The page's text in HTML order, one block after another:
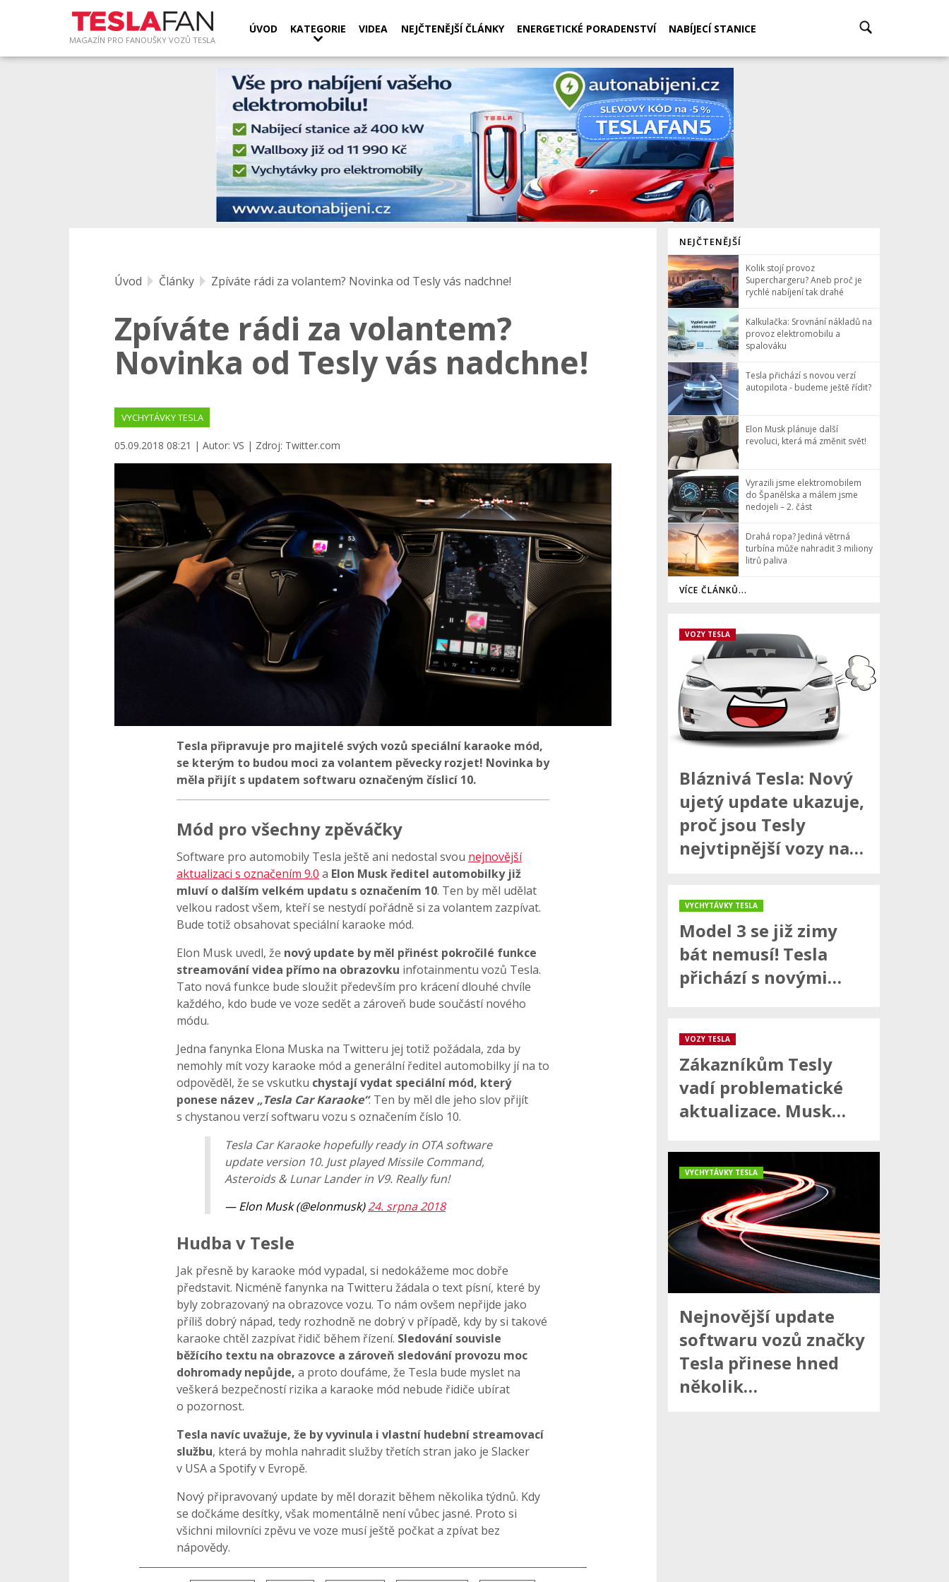
MAGAZÍN PRO FANOUŠKY VOZŮ TESLA
ÚVOD KATEGORIE VIDEA NEJČTENĚJŠÍ ČLÁNKY ENERGETICKÉ PORADENSTVÍ NABÍJECÍ STANICE
Úvod Články Zpíváte rádi za volantem? Novinka od Tesly vás nadchne!
Zpíváte rádi za volantem?
Novinka od Tesly vás nadchne!
VYCHYTÁVKY TESLA
05.09.2018 08:21 | Autor: VS | Zdroj: Twitter.com
Tesla připravuje pro majitelé svých vozů speciální karaoke mód,
se kterým to budou moci za volantem pěvecky rozjet! Novinka by
měla přijít s updatem softwaru označeným číslicí 10.
Mód pro všechny zpěváčky
Software pro automobily Tesla ještě ani nedostal svou nejnovější
aktualizaci s označením 9.0 a Elon Musk ředitel automobilky již
mluví o dalším velkém updatu s označením 10. Ten by měl udělat
velkou radost všem, kteří se nestydí pořádně si za volantem zazpívat.
Bude totiž obsahovat speciální karaoke mód.
Elon Musk uvedl, že nový update by měl přinést pokročilé funkce
streamování videa přímo na obrazovku infotainmentu vozů Tesla.
Tato nová funkce bude sloužit především pro krácení dlouhé chvíle
každého, kdo bude ve voze sedět a zároveň bude součástí nového
módu.
Jedna fanynka Elona Muska na Twitteru jej totiž požádala, zda by
nemohly mít vozy karaoke mód a generální ředitel automobilky jí na to
odpověděl, že se vskutku chystají vydat speciální mód, který
ponese název „Tesla Car Karaoke“. Ten by měl dle jeho slov přijít
s chystanou verzí softwaru vozu s označením číslo 10.
Tesla Car Karaoke hopefully ready in OTA software
update version 10. Just played Missile Command,
Asteroids & Lunar Lander in V9. Really fun!
— Elon Musk (@elonmusk)24. srpna 2018
Hudba v Tesle
Jak přesně by karaoke mód vypadal, si nedokážeme moc dobře
představit. Nicméně fanynka na Twitteru žádala o text písní, které by
byly zobrazovaný na obrazovce vozu. To nám ovšem nepřijde jako
příliš dobrý nápad, tedy rozhodně ne dobrý v případě, kdy by si takové
karaoke chtěl zazpívat řidič během řízení. Sledování souvisle
běžícího textu na obrazovce a zároveň sledování provozu moc
dohromady nepůjde, a proto doufáme, že Tesla bude myslet na
veškerá bezpečností rizika a karaoke mód nebude řidiče ubírat
o pozornost.
Tesla navíc uvažuje, že by vyvinula i vlastní hudební streamovací
službu, která by mohla nahradit služby třetích stran jako je Slacker
v USA a Spotify v Evropě.
Nový připravovaný update by měl dorazit během několika týdnů. Kdy
se dočkáme desítky, však momentálně není vůbec jasné. Proto si
všichni milovníci zpěvu ve voze musí ještě počkat a zpívat bez
nápovědy.
NEJČTENĚJŠÍ
Kolik stojí provoz
Superchargeru? Aneb proč je
rychlé nabíjení tak drahé
Kalkulačka: Srovnání nákladů na
provoz elektromobilu a
spalováku
Tesla přichází s novou verzí
autopilota - budeme ještě řídit?
Elon Musk plánuje další
revoluci, která má změnit svět!
Vyrazili jsme elektromobilem
do Španělska a málem jsme
nedojeli – 2. část
Drahá ropa? Jediná větrná
turbína může nahradit 3 miliony
litrů paliva
VÍCE ČLÁNKŮ...
Bláznivá Tesla: Nový
ujetý update ukazuje,
proč jsou Tesly
nejvtipnější vozy na…
VOZY TESLA
Model 3 se již zimy
bát nemusí! Tesla
přichází s novými…
VYCHYTÁVKY TESLA
Zákazníkům Tesly
vadí problematické
aktualizace. Musk…
VOZY TESLA
Nejnovější update
softwaru vozů značky
Tesla přinese hned
několik…
VYCHYTÁVKY TESLA